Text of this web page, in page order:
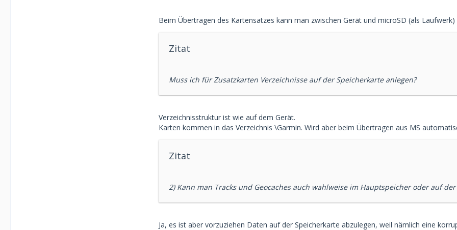
Beim Übertragen des Kartensatzes kann man zwischen Gerät und microSD (als Laufwerk)
Zitat
Muss ich für Zusatzkarten Verzeichnisse auf der Speicherkarte anlegen?
Verzeichnisstruktur ist wie auf dem Gerät.
Karten kommen in das Verzeichnis \Garmin. Wird aber beim Übertragen aus MS
Zitat
2) Kann man Tracks und Geocaches auch wahlweise im Hauptspeicher oder auf
Ja, es ist aber vorzuziehen Daten auf der Speicherkarte abzulegen, weil nämlich eine